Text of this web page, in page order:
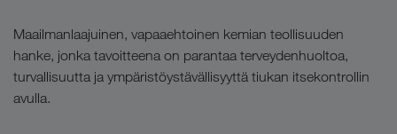
Maailmanlaajuinen, vapaaehtoinen kemian teollisuuden
hanke, jonka tavoitteena on parantaa terveydenhuoltoa,
turvallisuutta ja ympäristöystävällisyyttä tiukan itsekontrollin
avulla.